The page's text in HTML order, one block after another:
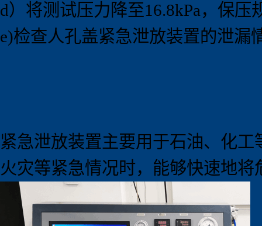
d）将测试压力降至16.8kPa，保压
e)检查人孔盖紧急泄放装置的泄漏
紧急泄放装置主要用于石油、化
火灾等紧急情况时，能够快速地